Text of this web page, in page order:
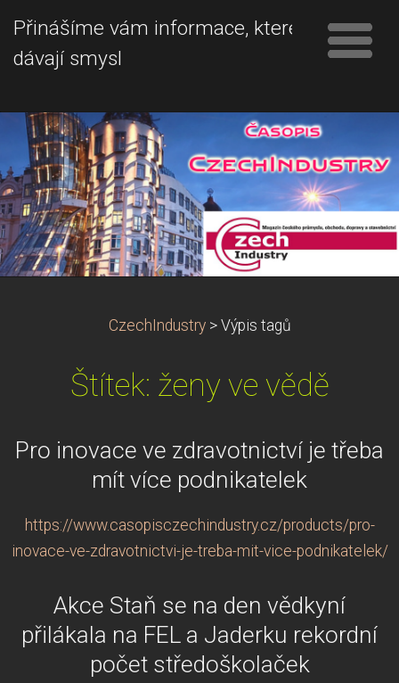
Přinášíme vám informace, které
dávají smysl
CzechIndustry > Výpis tagů
Štítek: ženy ve vědě
Pro inovace ve zdravotnictví je třeba
mít více podnikatelek
https://www.casopisczechindustry.cz/products/pro-
inovace-ve-zdravotnictvi-je-treba-mit-vice-podnikatelek/
Akce Staň se na den vědkyní
přilákala na FEL a Jaderku rekordní
počet středoškolaček